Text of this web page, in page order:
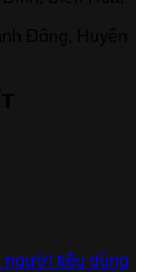
người tiêu dùng